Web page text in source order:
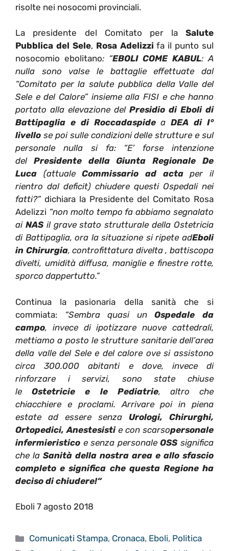
risolte nei nosocomi provinciali.
La presidente del Comitato per la Salute
Pubblica del Sele, Rosa Adelizzi fa il punto sul
nosocomio ebolitano: “EBOLI COME KABUL: A
nulla sono valse le battaglie effettuate dal
“Comitato per la salute pubblica della Valle del
Sele e del Calore” insieme alla FISI e che hanno
portato alla elevazione del Presidio di Eboli di
Battipaglia e di RoccadaspideaDEA di I°
livello se poi sulle condizioni delle strutture e sul
personale nulla si fa: “E’ forse intenzione
del Presidente della Giunta Regionale De
Luca (attualeCommissario ad actaper il
rientro dal deficit) chiudere questi Ospedali nei
fatti?” dichiara la Presidente del Comitato Rosa
Adelizzi “non molto tempo fa abbiamo segnalato
ai NASil grave stato strutturale della Ostetricia
di Battipaglia, ora la situazione si ripete adEboli
in Chirurgia, controfittatura divelta , battiscopa
divelti, umidità diffusa, maniglie e finestre rotte,
sporco dappertutto.”
Continua la pasionaria della sanità che si
commiata: “Sembra quasi unOspedale da
campo, invece di ipotizzare nuove cattedrali,
mettiamo a posto le strutture sanitarie dell’area
della valle del Sele e del calore ove si assistono
circa 300.000 abitanti e dove, invece di
rinforzare i servizi, sono state chiuse
leOstetricie e le Pediatrie, altro che
chiacchiere e proclami. Arrivare poi in piena
estate ad essere senza Urologi, Chirurghi,
Ortopedici, Anestesistie con scarsopersonale
infermieristico e senza personaleOSS significa
che la Sanità della nostra area e allo sfascio
completo e significa che questa Regione ha
deciso di chiudere!“
Eboli 7 agosto 2018
Categorie
Comunicati Stampa, Cronaca, Eboli, Politica